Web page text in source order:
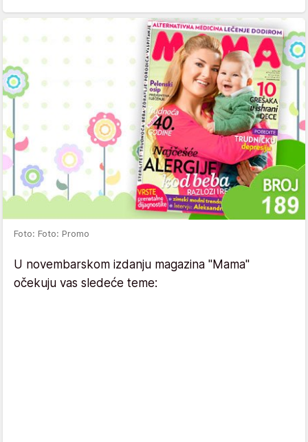
Foto: Foto: Promo
U novembarskom izdanju magazina "Mama"
očekuju vas sledeće teme: